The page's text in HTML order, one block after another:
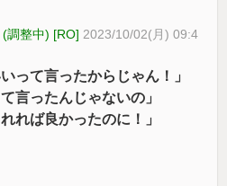
調整中) [RO] 2023/10/02(月) 09:4
って言ったからじゃん！」
言ったんじゃないの」
れば良かったのに！」